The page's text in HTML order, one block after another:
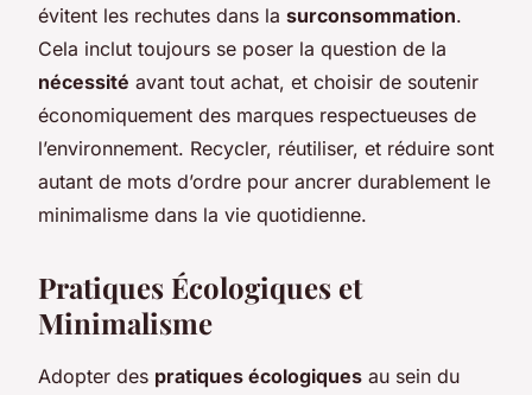
évitent les rechutes dans la surconsommation.
Cela inclut toujours se poser la question de la
nécessité avant tout achat, et choisir de soutenir
économiquement des marques respectueuses de
l’environnement. Recycler, réutiliser, et réduire sont
autant de mots d’ordre pour ancrer durablement le
minimalisme dans la vie quotidienne.
Pratiques Écologiques et
Minimalisme
Adopter des pratiques écologiques au sein du